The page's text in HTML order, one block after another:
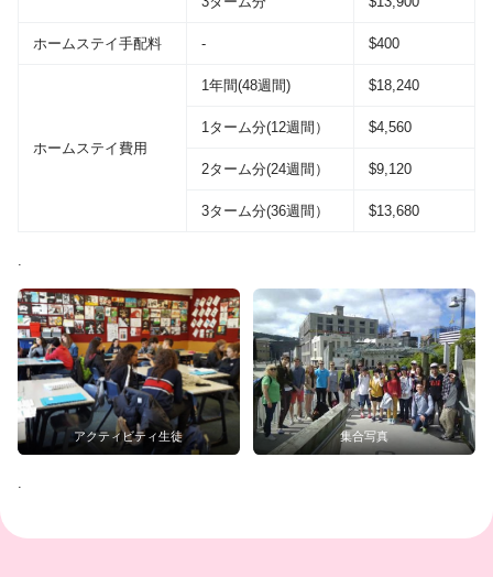
ホームステイ手配料 - $400
ホームステイ費用
1年間(48週間) $18,240
1ターム分(12週間） $4,560
2ターム分(24週間） $9,120
3ターム分(36週間） $13,680
アクティビティ生徒 集合写真